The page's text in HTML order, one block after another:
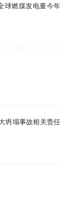
室邮箱
话：0937-
球燃煤发电量今年
坍塌事故相关责任